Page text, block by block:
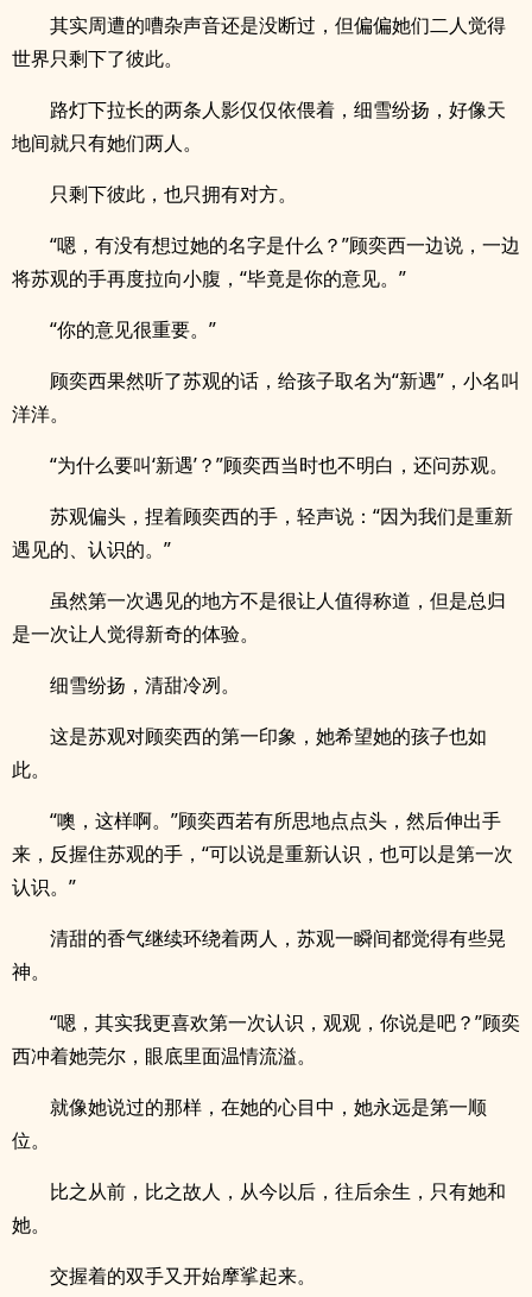
其实周遭的嘈杂声音还是没断过，但偏偏她们二人觉得
世界只剩下了彼此。
路灯下拉长的两条人影仅仅依偎着，细雪纷扬，好像天
地间就只有她们两人。
只剩下彼此，也只拥有对方。
“嗯，有没有想过她的名字是什么？”顾奕西一边说，一边
将苏观的手再度拉向小腹，“毕竟是你的意见。”
“你的意见很重要。”
顾奕西果然听了苏观的话，给孩子取名为“新遇”，小名叫
洋洋。
“为什么要叫‘新遇’？”顾奕西当时也不明白，还问苏观。
苏观偏头，捏着顾奕西的手，轻声说：“因为我们是重新
遇见的、认识的。”
虽然第一次遇见的地方不是很让人值得称道，但是总归
是一次让人觉得新奇的体验。
细雪纷扬，清甜冷冽。
这是苏观对顾奕西的第一印象，她希望她的孩子也如
此。
“噢，这样啊。”顾奕西若有所思地点点头，然后伸出手
来，反握住苏观的手，“可以说是重新认识，也可以是第一次
认识。”
清甜的香气继续环绕着两人，苏观一瞬间都觉得有些晃
神。
“嗯，其实我更喜欢第一次认识，观观，你说是吧？”顾奕
西冲着她莞尔，眼底里面温情流溢。
就像她说过的那样，在她的心目中，她永远是第一顺
位。
比之从前，比之故人，从今以后，往后余生，只有她和
她。
交握着的双手又开始摩挲起来。